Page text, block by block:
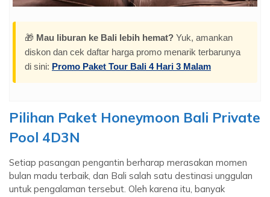
🎁 Mau liburan ke Bali lebih hemat? Yuk, amankan
diskon dan cek daftar harga promo menarik terbarunya
di sini: Promo Paket Tour Bali 4 Hari 3 Malam
Pilihan Paket Honeymoon Bali Private
Pool 4D3N
Setiap pasangan pengantin berharap merasakan momen
bulan madu terbaik, dan Bali salah satu destinasi unggulan
untuk pengalaman tersebut. Oleh karena itu, banyak